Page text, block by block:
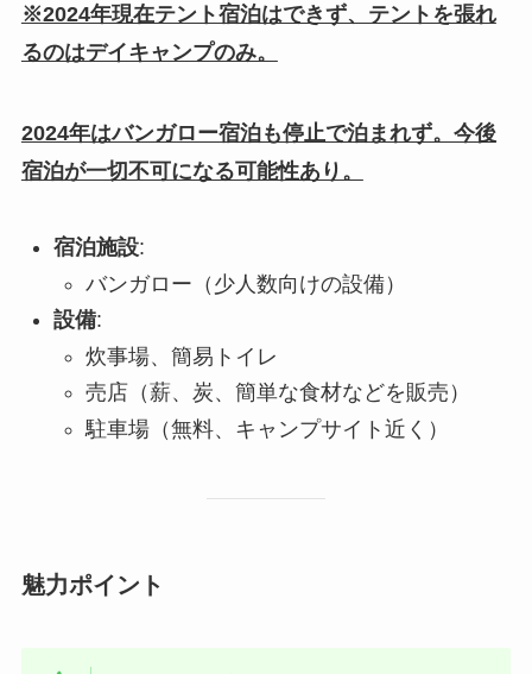
※2024年現在テント宿泊はできず、テントを張れ
るのはデイキャンプのみ。
2024年はバンガロー宿泊も停止で泊まれず。今後
宿泊が一切不可になる可能性あり。
宿泊施設:
バンガロー（少人数向けの設備）
設備:
炊事場、簡易トイレ
売店（薪、炭、簡単な食材などを販売）
駐車場（無料、キャンプサイト近く）
魅力ポイント